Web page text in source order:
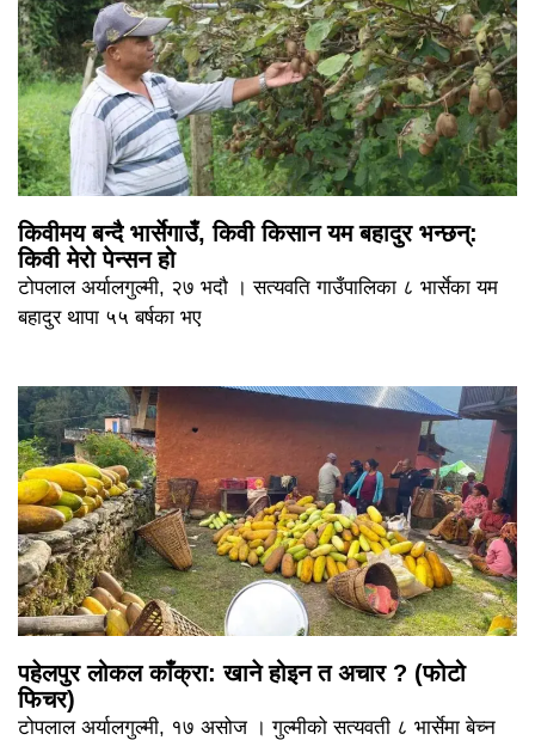
किवीमय बन्दै भार्सेगाउँ, किवी किसान यम बहादुर भन्छन्:
किवी मेरो पेन्सन हो
टोपलाल अर्यालगुल्मी, २७ भदौ । सत्यवति गाउँपालिका ८ भार्सेका यम
बहादुर थापा ५५ बर्षका भए
पहेलपुर लोकल काँक्रा: खाने होइन त अचार ? (फोटो
फिचर)
टोपलाल अर्यालगुल्मी, १७ असोज । गुल्मीको सत्यवती ८ भार्सेमा बेच्न